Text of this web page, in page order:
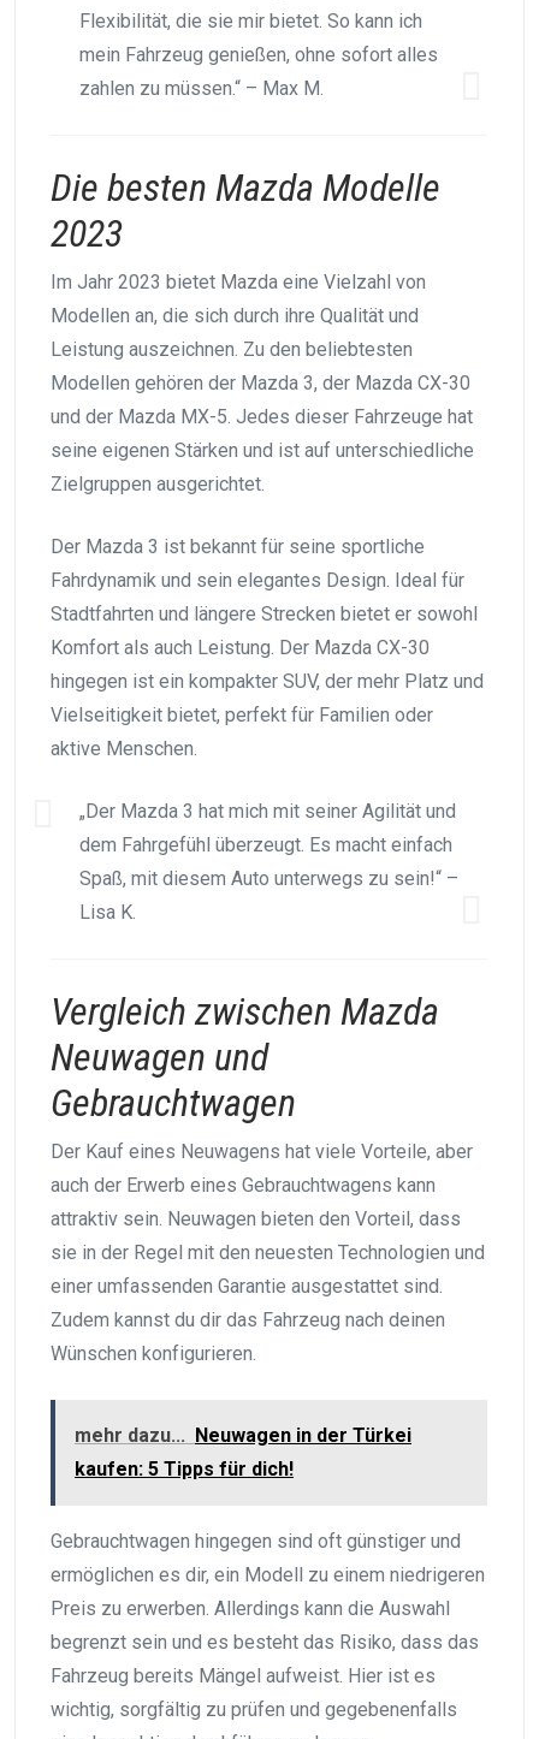
Flexibilität, die sie mir bietet. So kann ich
mein Fahrzeug genießen, ohne sofort alles
zahlen zu müssen.“ – Max M.
Die besten Mazda Modelle
2023
Im Jahr 2023 bietet Mazda eine Vielzahl von
Modellen an, die sich durch ihre Qualität und
Leistung auszeichnen. Zu den beliebtesten
Modellen gehören der Mazda 3, der Mazda CX-30
und der Mazda MX-5. Jedes dieser Fahrzeuge hat
seine eigenen Stärken und ist auf unterschiedliche
Zielgruppen ausgerichtet.
Der Mazda 3 ist bekannt für seine sportliche
Fahrdynamik und sein elegantes Design. Ideal für
Stadtfahrten und längere Strecken bietet er sowohl
Komfort als auch Leistung. Der Mazda CX-30
hingegen ist ein kompakter SUV, der mehr Platz und
Vielseitigkeit bietet, perfekt für Familien oder
aktive Menschen.
„Der Mazda 3 hat mich mit seiner Agilität und
dem Fahrgefühl überzeugt. Es macht einfach
Spaß, mit diesem Auto unterwegs zu sein!“ –
Lisa K.
Vergleich zwischen Mazda
Neuwagen und
Gebrauchtwagen
Der Kauf eines Neuwagens hat viele Vorteile, aber
auch der Erwerb eines Gebrauchtwagens kann
attraktiv sein. Neuwagen bieten den Vorteil, dass
sie in der Regel mit den neuesten Technologien und
einer umfassenden Garantie ausgestattet sind.
Zudem kannst du dir das Fahrzeug nach deinen
Wünschen konfigurieren.
mehr dazu... Neuwagen in der Türkei
kaufen: 5 Tipps für dich!
Gebrauchtwagen hingegen sind oft günstiger und
ermöglichen es dir, ein Modell zu einem niedrigeren
Preis zu erwerben. Allerdings kann die Auswahl
begrenzt sein und es besteht das Risiko, dass das
Fahrzeug bereits Mängel aufweist. Hier ist es
wichtig, sorgfältig zu prüfen und gegebenenfalls